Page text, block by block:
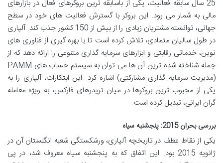
25 سال سابقه فعالیت، یکی از باسابقه ترین بروکرهای فعال در بازارهای
مالی به شمار می رود. این بروکر با گسترش فعالیت های خود در سطح
جهانی، توانسته مشتریان زیادی را از بیش از 150 کشور جذب کند. آلپاری
در طول سالیان متمادی، تلاش کرده است تا با بهره گیری از فناوری های
نوین، خدماتی رقابتی و ابزارهای سرمایه گذاری متنوعی را ارائه دهد که از
جمله شناخته شده ترین آن ها می توان به سیستم حساب های PAMM
(مدیریت سرمایه گذاری مشارکتی) اشاره کرد. این ابتکارات، آلپاری را به
یکی از محبوب ترین بروکرها در میان تریدرهای فارکس، به ویژه معامله
گران ایرانی، تبدیل کرده است.
بررسی بحران 2015: پنجشنبه سیاه
یکی از نقاط عطف در تاریخچه آلپاری، ورشکستگی شعبه انگلستان آن در
ژانویه 2015 بود. این اتفاق که به پنجشنبه سیاه معروف شد، در پی